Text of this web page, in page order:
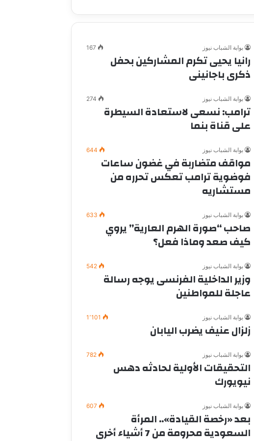
بوابة الشباب نيوز 167
رانيا يحيى تكرم المشاركين بحفل
ذكرى باجانينى
بوابة الشباب نيوز 274
ترامب: نسعى لاستعادة السيطرة
على قناة بنما
بوابة الشباب نيوز 644
مواقف متضاربة في غضون ساعات
فوضوية ترامب تعكس تحرره من
مستشاريه
بوابة الشباب نيوز 633
صاحب “صورة الهرم العارية” يروي
كيف صعد وماذا فعل؟
بوابة الشباب نيوز 542
وزير الداخلية الفرنسى يوجه رسالة
عاجلة للمواطنين
بوابة الشباب نيوز 1٬101
زلزال عنيف يضرب اليابان
بوابة الشباب نيوز 782
التحقيقات الأولية لحادثه دهس
نيويورك
بوابة الشباب نيوز 607
بعد «رخصة القيادة».. المرأة
السعودية محرومة من 7 أشياء أخرى